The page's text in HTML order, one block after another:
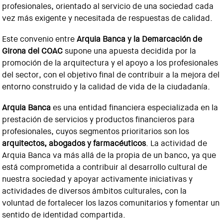
profesionales, orientado al servicio de una sociedad cada
vez más exigente y necesitada de respuestas de calidad.
Este convenio entreArquia Banca y la Demarcación de
Girona del COACsupone una apuesta decidida por la
promoción de la arquitectura y el apoyo a los profesionales
del sector, con el objetivo final de contribuir a la mejora del
entorno construido y la calidad de vida de la ciudadanía.
Arquia Bancaes una entidad financiera especializada en la
prestación de servicios y productos financieros para
profesionales, cuyos segmentos prioritarios son los
arquitectos, abogados y farmacéuticos. La actividad de
Arquia Banca va más allá de la propia de un banco, ya que
está comprometida a contribuir al desarrollo cultural de
nuestra sociedad y apoyar activamente iniciativas y
actividades de diversos ámbitos culturales, con la
voluntad de fortalecer los lazos comunitarios y fomentar un
sentido de identidad compartida.